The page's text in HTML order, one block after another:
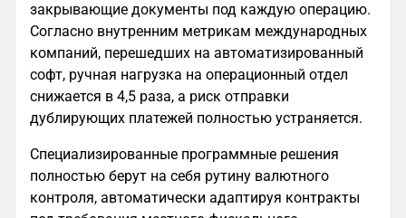
закрывающие документы под каждую операцию.
Согласно внутренним метрикам международных
компаний, перешедших на автоматизированный
софт, ручная нагрузка на операционный отдел
снижается в 4,5 раза, а риск отправки
дублирующих платежей полностью устраняется.
Специализированные программные решения
полностью берут на себя рутину валютного
контроля, автоматически адаптируя контракты